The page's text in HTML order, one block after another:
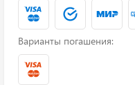
Варианты погашения: